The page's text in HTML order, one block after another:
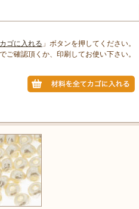
ゴに入れる 」ボタンを押してください。
ご確認頂くか、印刷してお使い下さい。